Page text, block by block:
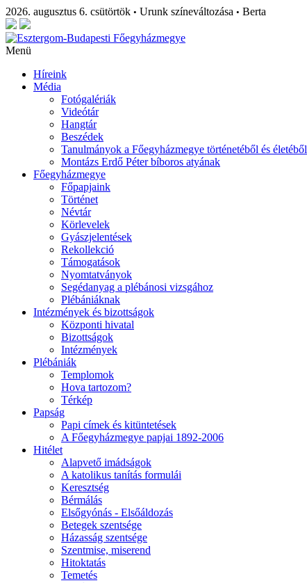
2026. augusztus 6. csütörtök • Urunk színeváltozása • Berta
Menü
Híreink
Média
Fotógalériák
Videótár
Hangtár
Beszédek
Tanulmányok a Főegyházmegye történetéből és életéből
Montázs Erdő Péter bíboros atyának
Főegyházmegye
Főpapjaink
Történet
Névtár
Körlevelek
Gyászjelentések
Rekollekció
Támogatások
Nyomtatványok
Segédanyag a plébánosi vizsgához
Plébániáknak
Intézmények és bizottságok
Központi hivatal
Bizottságok
Intézmények
Plébániák
Templomok
Hova tartozom?
Térkép
Papság
Papi címek és kitüntetések
A Főegyházmegye papjai 1892-2006
Hitélet
Alapvető imádságok
A katolikus tanítás formulái
Keresztség
Bérmálás
Elsőgyónás - Elsőáldozás
Betegek szentsége
Házasság szentsége
Szentmise, miserend
Hitoktatás
Temetés